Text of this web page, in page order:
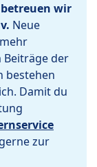
wir
Neue
Beiträge der
bestehen
Damit du
zur